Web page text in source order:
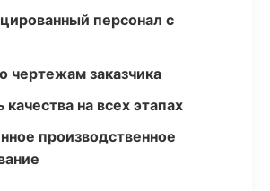
персонал с
чертежам заказчика
качества на всех этапах
производственное